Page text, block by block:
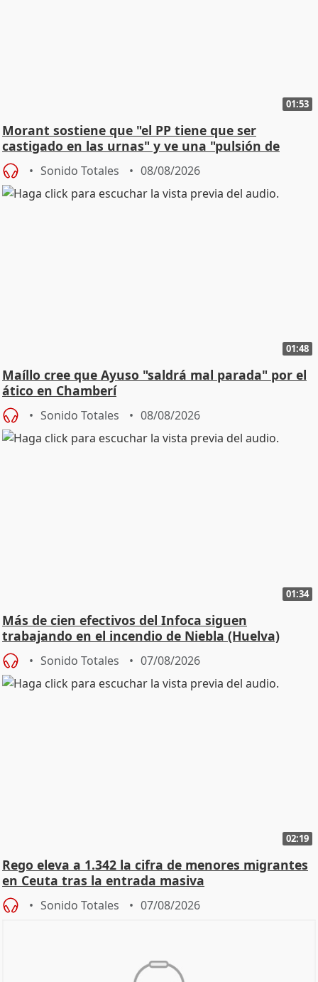
01:53
Morant sostiene que "el PP tiene que ser
castigado en las urnas" y ve una "pulsión de
cambio"
Sonido Totales 08/08/2026
01:48
Maíllo cree que Ayuso "saldrá mal parada" por el
ático en Chamberí
Sonido Totales 08/08/2026
01:34
Más de cien efectivos del Infoca siguen
trabajando en el incendio de Niebla (Huelva)
Sonido Totales 07/08/2026
02:19
Rego eleva a 1.342 la cifra de menores migrantes
en Ceuta tras la entrada masiva
Sonido Totales 07/08/2026